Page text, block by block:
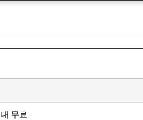
무료